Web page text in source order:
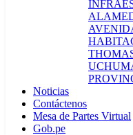
Noticias
Contáctenos
Mesa de Partes Virtual
Gob.pe